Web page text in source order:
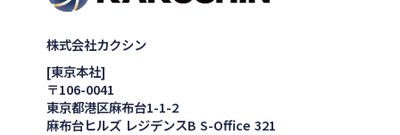
株式会社カクシン
[東京本社]
〒106-0041
東京都港区麻布台1-1-2
麻布台ヒルズ レジデンスB S-Office 321